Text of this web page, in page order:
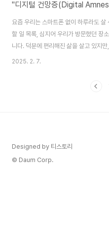
요즘 우리는 스마트폰 없이 하루라도 살
할 일 목록, 심지어 우리가 방문했던 장
니다. 덕분에 편리해진 삶을 살고 있지
Amnesia)"이라는 새로운 문제를 겪고
이란?디지털 건망증이란, 정보를 저장
2025. 2. 7.
Designed by 티스토리
© Daum Corp.